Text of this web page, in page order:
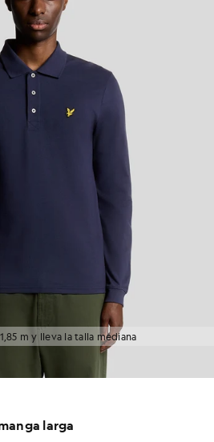
m y lleva la talla mediana
larga